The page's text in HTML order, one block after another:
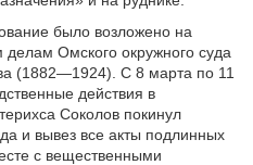
было возложено на
Омского окружного суда
(1882—1924). С 8 марта по 11
действия в
Соколов покинул
и вывез все акты подлинных
с вещественными